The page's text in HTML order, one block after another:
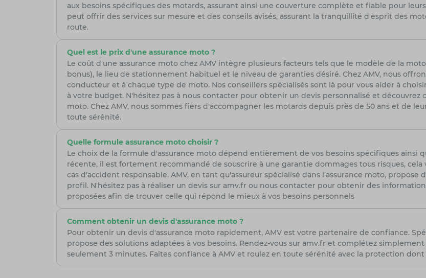
aux besoins spécifiques des motards, assurant ainsi une couverture complète et fiable pour
peut offrir des services sur mesure et des conseils avisés, assurant la tranquillité d'esprit des
route.
Quel est le prix d'une assurance moto ?
Le coût d'une assurance moto chez AMV intègre plusieurs facteurs tels que le modèle de la
bonus), le lieu de stationnement habituel et le niveau de garanties désiré. Chez AMV, nous
conducteur et à chaque type de moto. Nos conseillers spécialisés sont là pour vous aider à
à votre budget. N'hésitez pas à nous contacter pour obtenir un devis personnalisé et
moto. Chez AMV, nous sommes fiers d'accompagner les motards depuis près de 50 ans et de
toute sérénité.
Quelle formule assurance moto choisir ?
Le choix de la formule d'assurance moto dépend entièrement de vos besoins spécifiques ainsi
récente, il est fortement recommandé de souscrire à une garantie dommages tous risques,
cas d'accident responsable. AMV, en tant qu'assureur spécialisé dans l'assurance moto,
profil. N'hésitez pas à réaliser un devis sur amv.fr ou nous contacter pour obtenir des
proposées afin de trouver celle qui répond le mieux à vos besoins personnels
Comment obtenir un devis d'assurance moto ?
Pour obtenir un devis d'assurance moto rapidement, AMV est votre partenaire de confiance.
propose des solutions adaptées à vos besoins. Rendez-vous sur amv.fr et complétez
seulement 3 minutes. Faites confiance à AMV et roulez en toute sérénité avec la protection dont